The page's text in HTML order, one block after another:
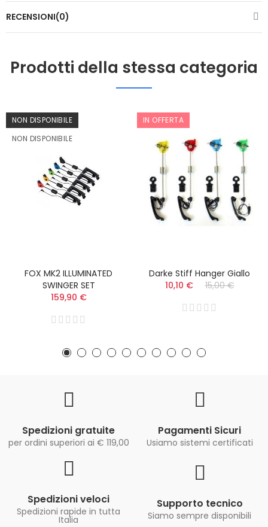
RECENSIONI(0)
Prodotti della stessa categoria
NON DISPONIBILE
NON DISPONIBILE
FOX MK2 ILLUMINATED
SWINGER SET
159,90 €
IN OFFERTA
Darke Stiff Hanger Giallo
10,10 €
15,00 €
Spedizioni gratuite
per ordini superiori ai € 119,00
Pagamenti Sicuri
Usiamo sistemi certificati
Spedizioni veloci
Spedizioni rapide in tutta
Italia
Supporto tecnico
Siamo sempre disponibili